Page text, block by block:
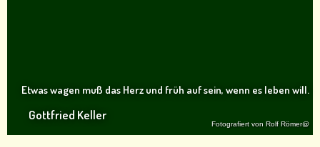
Etwas wagen muß das Herz und früh auf sein, wenn es leben will.
Gottfried Keller
Fotografiert von Rolf Römer@